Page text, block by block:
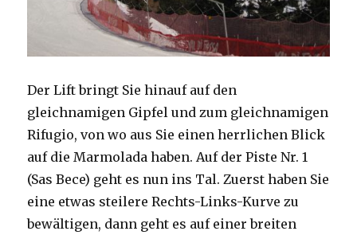
Der Lift bringt Sie hinauf auf den
gleichnamigen Gipfel und zum gleichnamigen
Rifugio, von wo aus Sie einen herrlichen Blick
auf die Marmolada haben. Auf der Piste Nr. 1
(Sas Bece) geht es nun ins Tal. Zuerst haben Sie
eine etwas steilere Rechts-Links-Kurve zu
bewältigen, dann geht es auf einer breiten